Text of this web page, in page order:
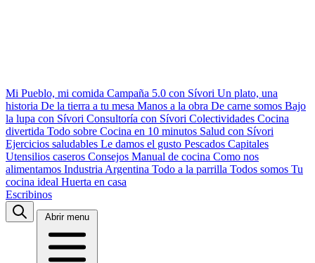
Mi Pueblo, mi comida Campaña 5.0 con Sívori Un plato, una
historia De la tierra a tu mesa Manos a la obra De carne somos Bajo
la lupa con Sívori Consultoría con Sívori Colectividades Cocina
divertida Todo sobre Cocina en 10 minutos Salud con Sívori
Ejercicios saludables Le damos el gusto Pescados Capitales
Utensilios caseros Consejos Manual de cocina Como nos
alimentamos Industria Argentina Todo a la parrilla Todos somos Tu
cocina ideal Huerta en casa
Escribinos
Abrir menu